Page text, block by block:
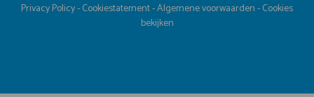
Privacy Policy-Cookiestatement-Algemene voorwaarden-Cookies
bekijken